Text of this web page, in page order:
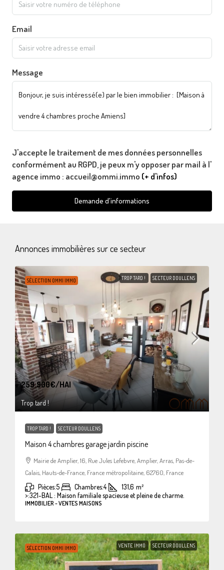
Email
Message
J'accepte le traitement de mes données personnelles
conformément au RGPD, je peux m'y opposer par mail à l'
agence immo : accueil@ommi.immo (+ d'infos)
Demande d'informations
Annonces immobilières sur ce secteur
SÉLECTION OMMI IMMO TROP TARD ! SECTEUR DOULLENS
259.900€/HAI
Trop tard !
TROP TARD ! SECTEUR DOULLENS
Maison 4 chambres garage jardin piscine
Mairie de Amplier, 16, Rue Jules Lefebvre, Amplier, Arras, Pas-de-
Calais, Hauts-de-France, France métropolitaine, 62760, France
Pièces:5 Chambres:4 131,6 m²
>:321-BAL : Maison familiale spacieuse et pleine de charme.
IMMOBILIER - VENTES MAISONS
SÉLECTION OMMI IMMO VENTE IMMO SECTEUR DOULLENS